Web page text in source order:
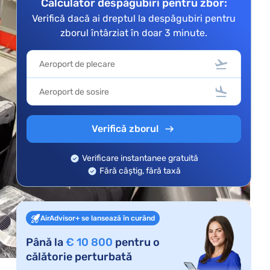
Calculator despăgubiri pentru zbor:
Verifică dacă ai dreptul la despăgubiri pentru
zborul întârziat în doar 3 minute.
Verifică zborul
Verificare instantanee gratuită
Fără câștig, fără taxă
AirAdvisor+ se lansează în curând
Până la€ 10 800 pentru o
călătorie perturbată